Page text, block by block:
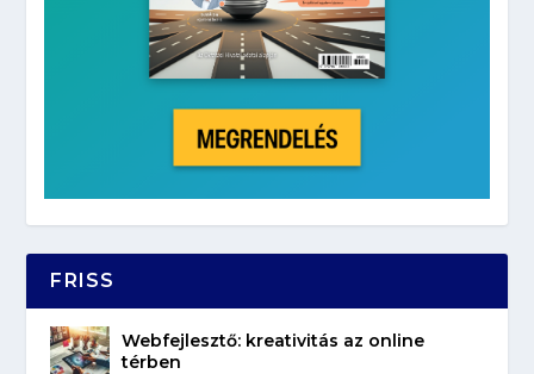
FRISS
Webfejlesztő: kreativitás az online
térben